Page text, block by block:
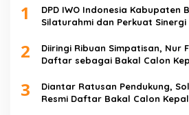
1
DPD IWO Indonesia Kabupaten
Silaturahmi dan Perkuat Sinergi
2
Diiringi Ribuan Simpatisan, Nur
Daftar sebagai Bakal Calon
3
Diantar Ratusan Pendukung,
Resmi Daftar Bakal Calon